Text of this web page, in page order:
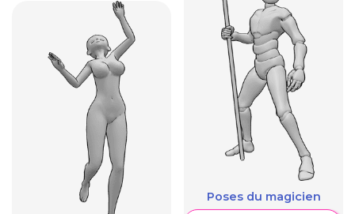
Poses du magicien